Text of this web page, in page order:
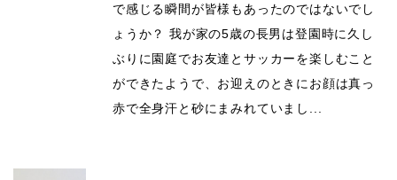
で感じる瞬間が皆様もあったのではないでし
ょうか？ 我が家の5歳の長男は登園時に久し
ぶりに園庭でお友達とサッカーを楽しむこと
ができたようで、お迎えのときにお顔は真っ
赤で全身汗と砂にまみれていまし...